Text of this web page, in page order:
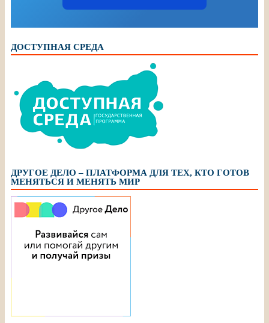
ДОСТУПНАЯ СРЕДА
ДРУГОЕ ДЕЛО – ПЛАТФОРМА ДЛЯ ТЕХ, КТО ГОТОВ
МЕНЯТЬСЯ И МЕНЯТЬ МИР